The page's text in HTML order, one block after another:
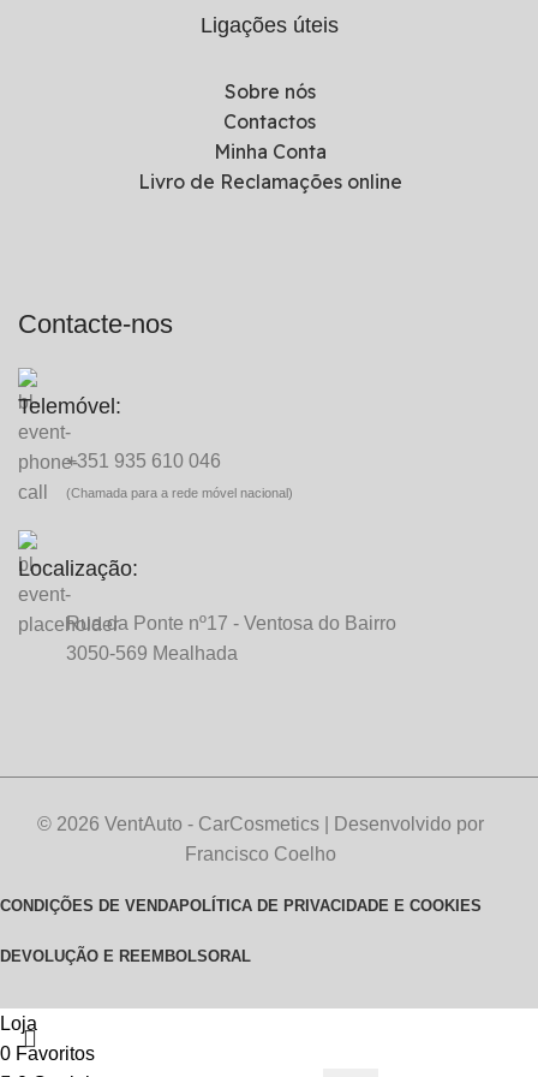
Contacte-nos
Telemóvel:
+351 935 610 046
(Chamada para a rede móvel nacional)
Localização:
Rua da Ponte nº17 - Ventosa do Bairro
3050-569 Mealhada
Ligações úteis
Sobre nós
Contactos
Minha Conta
Livro de Reclamações online
© 2026 VentAuto - CarCosmetics | Desenvolvido por
Francisco Coelho
CONDIÇÕES DE VENDAPOLÍTICA DE PRIVACIDADE E COOKIES
DEVOLUÇÃO E REEMBOLSORAL
Loja
0 Favoritos